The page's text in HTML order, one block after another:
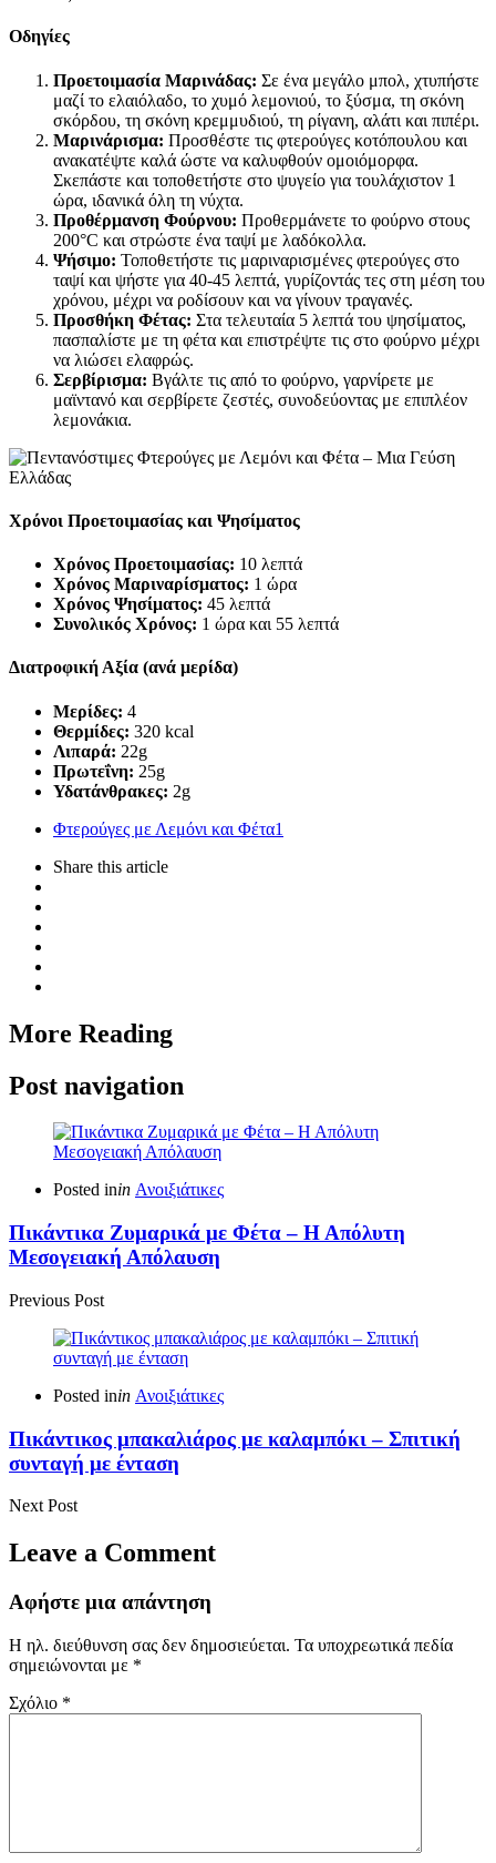
Οδηγίες
Προετοιμασία Μαρινάδας: Σε ένα μεγάλο μπολ, χτυπήστε
μαζί το ελαιόλαδο, το χυμό λεμονιού, το ξύσμα, τη σκόνη
σκόρδου, τη σκόνη κρεμμυδιού, τη ρίγανη, αλάτι και πιπέρι.
Μαρινάρισμα: Προσθέστε τις φτερούγες κοτόπουλου και
ανακατέψτε καλά ώστε να καλυφθούν ομοιόμορφα.
Σκεπάστε και τοποθετήστε στο ψυγείο για τουλάχιστον 1
ώρα, ιδανικά όλη τη νύχτα.
Προθέρμανση Φούρνου: Προθερμάνετε το φούρνο στους
200°C και στρώστε ένα ταψί με λαδόκολλα.
Ψήσιμο: Τοποθετήστε τις μαριναρισμένες φτερούγες στο
ταψί και ψήστε για 40-45 λεπτά, γυρίζοντάς τες στη μέση του
χρόνου, μέχρι να ροδίσουν και να γίνουν τραγανές.
Προσθήκη Φέτας: Στα τελευταία 5 λεπτά του ψησίματος,
πασπαλίστε με τη φέτα και επιστρέψτε τις στο φούρνο μέχρι
να λιώσει ελαφρώς.
Σερβίρισμα: Βγάλτε τις από το φούρνο, γαρνίρετε με
μαϊντανό και σερβίρετε ζεστές, συνοδεύοντας με επιπλέον
λεμονάκια.
Χρόνοι Προετοιμασίας και Ψησίματος
Χρόνος Προετοιμασίας: 10 λεπτά
Χρόνος Μαριναρίσματος: 1 ώρα
Χρόνος Ψησίματος: 45 λεπτά
Συνολικός Χρόνος: 1 ώρα και 55 λεπτά
Διατροφική Αξία (ανά μερίδα)
Μερίδες: 4
Θερμίδες: 320 kcal
Λιπαρά: 22g
Πρωτεΐνη: 25g
Υδατάνθρακες: 2g
Φτερούγες με Λεμόνι και Φέτα1
Share this article
More Reading
Post navigation
Posted inin Ανοιξιάτικες
Πικάντικα Ζυμαρικά με Φέτα – Η Απόλυτη
Μεσογειακή Απόλαυση
Previous Post
Posted inin Ανοιξιάτικες
Πικάντικος μπακαλιάρος με καλαμπόκι – Σπιτική
συνταγή με ένταση
Next Post
Leave a Comment
Αφήστε μια απάντηση
Η ηλ. διεύθυνση σας δεν δημοσιεύεται. Τα υποχρεωτικά πεδία
σημειώνονται με *
Σχόλιο *